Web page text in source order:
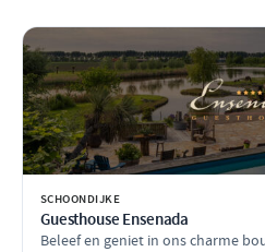
SCHOONDIJKE
Guesthouse Ensenada
Beleef en geniet in ons charme